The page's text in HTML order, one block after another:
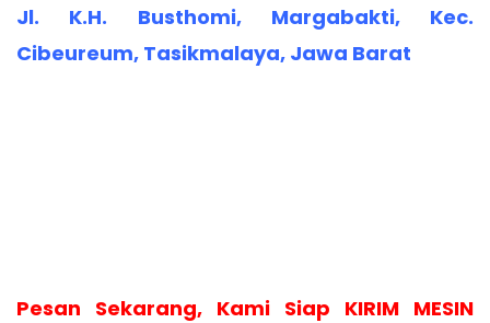
Jl. K.H. Busthomi, Margabakti, Kec.
Cibeureum, Tasikmalaya, Jawa Barat
Pesan Sekarang, Kami Siap KIRIM MESIN